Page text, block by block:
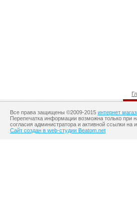
Все права защищены ©2009-2015 интернет
Перепечатка информации возможна только при
согласия администратора и активной ссылки на
Сайт создан в web-студии Beatom.net